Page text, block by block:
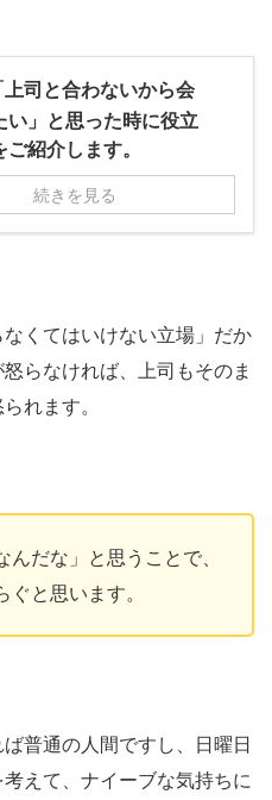
上司と合わないから会
い」と思った時に役立
紹介します。
続きを見る
くてはいけない立場」だか
らなければ、上司もそのま
れます。
だな」と思うことで、
と思います。
普通の人間ですし、日曜日
えて、ナイーブな気持ちに